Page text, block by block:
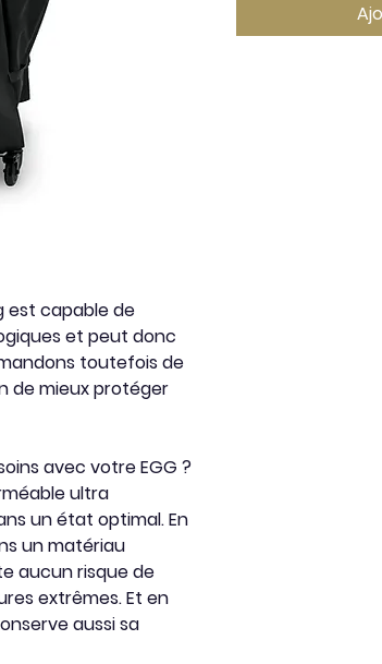
est capable de
et peut donc
toutefois de
de mieux protéger
avec votre EGG ?
ultra
un état optimal. En
un matériau
aucun risque de
extrêmes. Et en
aussi sa